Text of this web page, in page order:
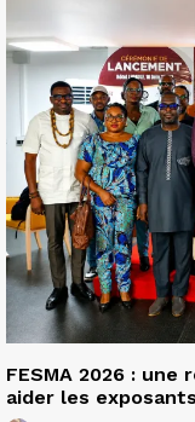
FESMA 2026 :
aider les